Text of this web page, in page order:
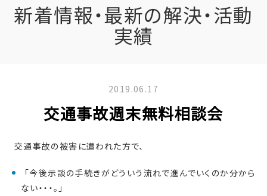
新着情報・最新の解決・活動
実績
2019.06.17
交通事故週末無料相談会
交通事故の被害に遭われた方で、
「今後示談の手続きがどういう流れで進んでいくのか分から
ない・・・。」